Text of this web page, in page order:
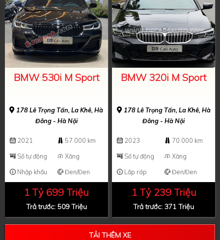
BMW 530i M Sport
178 Lê Trọng Tấn, La Khê, Hà
Đông - Hà Nội
2021
57.000 km
Số tự động
Xăng
Nhập khẩu
Đen/Đen
1 Tỷ 699 Triệu
Trả trước: 509 Triệu
BMW 320i M Sport
178 Lê Trọng Tấn, La Khê, Hà
Đông - Hà Nội
2023
70.000 km
Số tự động
Xăng
Lắp ráp
Đen/Đen
1 Tỷ 239 Triệu
Trả trước: 371 Triệu
TẢI THÊM XE